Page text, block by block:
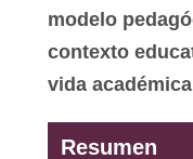
modelo
contexto
vida académica
Resumen